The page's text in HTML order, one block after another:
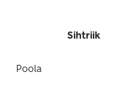
Sihtriik
Poola